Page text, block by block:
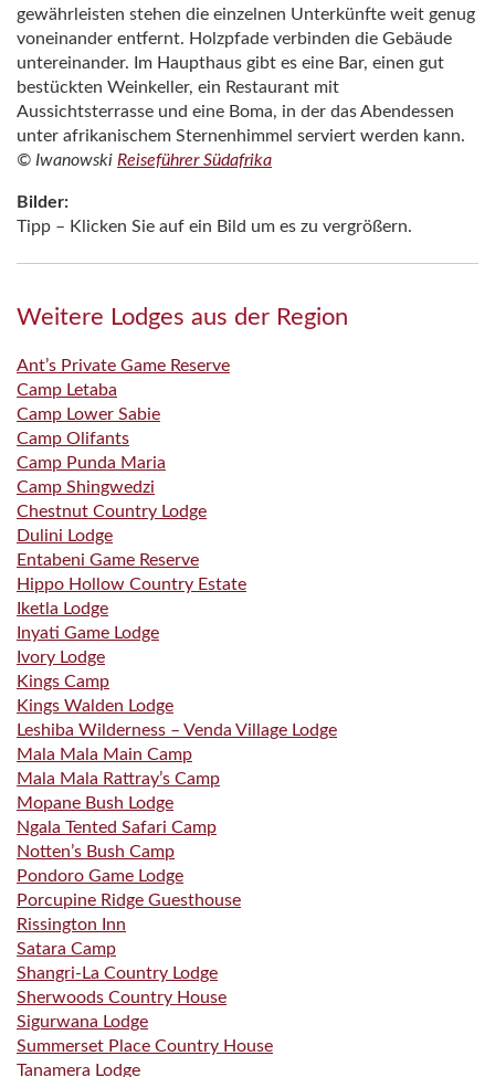
gewährleisten stehen die einzelnen Unterkünfte weit genug
voneinander entfernt. Holzpfade verbinden die Gebäude
untereinander. Im Haupthaus gibt es eine Bar, einen gut
bestückten Weinkeller, ein Restaurant mit
Aussichtsterrasse und eine Boma, in der das Abendessen
unter afrikanischem Sternenhimmel serviert werden kann.
© Iwanowski Reiseführer Südafrika
Bilder:
Tipp – Klicken Sie auf ein Bild um es zu vergrößern.
Weitere Lodges aus der Region
Ant’s Private Game Reserve
Camp Letaba
Camp Lower Sabie
Camp Olifants
Camp Punda Maria
Camp Shingwedzi
Chestnut Country Lodge
Dulini Lodge
Entabeni Game Reserve
Hippo Hollow Country Estate
Iketla Lodge
Inyati Game Lodge
Ivory Lodge
Kings Camp
Kings Walden Lodge
Leshiba Wilderness – Venda Village Lodge
Mala Mala Main Camp
Mala Mala Rattray’s Camp
Mopane Bush Lodge
Ngala Tented Safari Camp
Notten’s Bush Camp
Pondoro Game Lodge
Porcupine Ridge Guesthouse
Rissington Inn
Satara Camp
Shangri-La Country Lodge
Sherwoods Country House
Sigurwana Lodge
Summerset Place Country House
Tanamera Lodge